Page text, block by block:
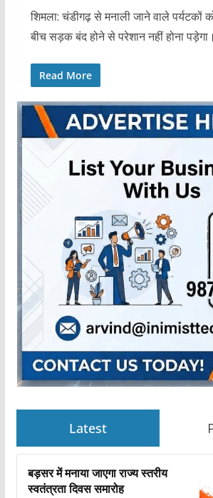
शिमला: चंडीगढ़ से मनाली जाने वाले पर्यटकों
बीच सड़क बंद होने से परेशान नहीं होना पड़ेगा।
Read More
Latest
बड़सर में मनाया जाएगा राज्य स्तरीय
स्वतंत्रता दिवस समारोह